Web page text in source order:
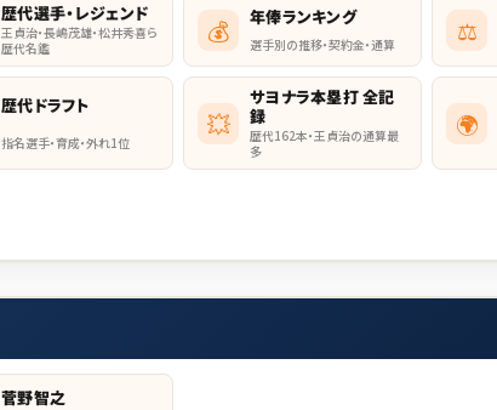
歴代選手・レジェンド
王貞治・長嶋茂雄・松井秀喜ら
歴代名鑑
💰 年俸ランキング
選手別の推移・契約金・通算 ⚖️
歴代ドラフト
指名選手・育成・外れ1位
💥
サヨナラ本塁打 全記
録
歴代162本・王貞治の通算最
多
🌍
菅野智之